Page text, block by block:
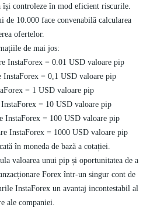
își controleze în mod eficient riscurile.
de 10.000 face convenabilă calcularea
ofertelor.
de mai jos:
InstaForex = 0.01 USD valoare pip
InstaForex = 0,1 USD valoare pip
= 1 USD valoare pip
= 10 USD valoare pip
InstaForex = 100 USD valoare pip
InstaForex = 1000 USD valoare pip
în moneda de bază a cotației.
valoarea unui pip și oportunitatea de a
Forex într-un singur cont de
InstaForex un avantaj incontestabil al
ale companiei.